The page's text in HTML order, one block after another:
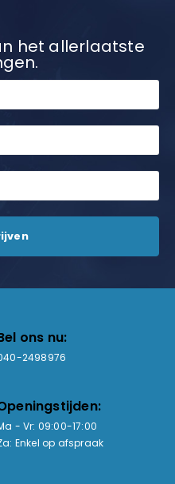
het allerlaatste
ons nu:
2498976
- Vr: 09:00-17:00
Enkel op afspraak